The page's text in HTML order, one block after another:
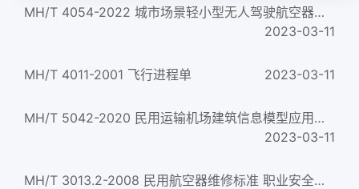
MH/T 4054-2022 城市场景轻小型无人驾驶航空器物流航线划设规范
2023-03-11
MH/T 4011-2001 飞行进程单 2023-03-11
MH/T 5042-2020 民用运输机场建筑信息模型应用统一标准
2023-03-11
MH/T 3013.2-2008 民用航空器维修标准 职业安全健康 第2部分：用电安全管理规则